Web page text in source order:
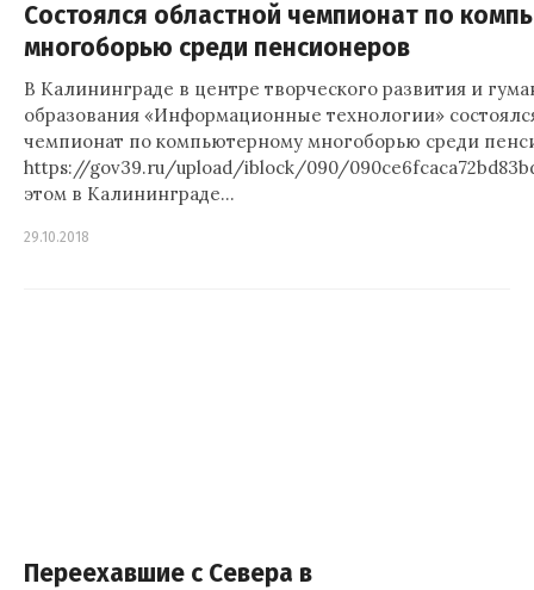
Состоялся областной чемпионат по
многоборью среди пенсионеров
В Калининграде в центре творческого развития и
образования «Информационные технологии»
чемпионат по компьютерному многоборью среди
https://gov39.ru/upload/iblock/090/
этом в Калининграде…
29.10.2018
Переехавшие с Севера в